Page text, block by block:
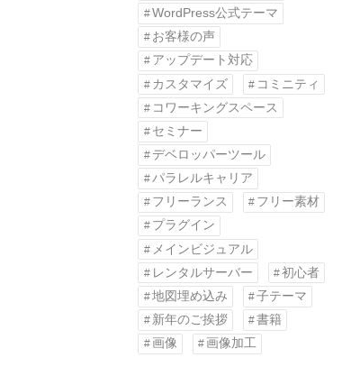
WordPress公式テーマ
お客様の声
アップデート対応
カスタマイズ
コミニティ
コワーキングスペース
セミナー
デベロッパーツール
パラレルキャリア
フリーランス
フリー素材
プラグイン
メインビジュアル
レンタルサーバー
初心者
地図埋め込み
子テーマ
新年のご挨拶
書籍
画像
画像加工